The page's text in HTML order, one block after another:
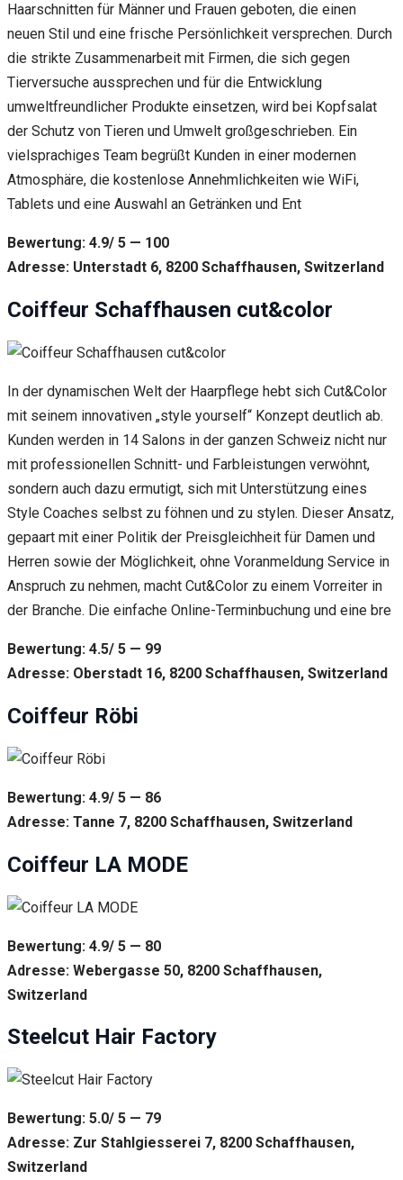
Haarschnitten für Männer und Frauen geboten, die einen
neuen Stil und eine frische Persönlichkeit versprechen. Durch
die strikte Zusammenarbeit mit Firmen, die sich gegen
Tierversuche aussprechen und für die Entwicklung
umweltfreundlicher Produkte einsetzen, wird bei Kopfsalat
der Schutz von Tieren und Umwelt großgeschrieben. Ein
vielsprachiges Team begrüßt Kunden in einer modernen
Atmosphäre, die kostenlose Annehmlichkeiten wie WiFi,
Tablets und eine Auswahl an Getränken und Ent
Bewertung: 4.9/ 5 — 100
Adresse: Unterstadt 6, 8200 Schaffhausen, Switzerland
Coiffeur Schaffhausen cut&color
In der dynamischen Welt der Haarpflege hebt sich Cut&Color
mit seinem innovativen „style yourself“ Konzept deutlich ab.
Kunden werden in 14 Salons in der ganzen Schweiz nicht nur
mit professionellen Schnitt- und Farbleistungen verwöhnt,
sondern auch dazu ermutigt, sich mit Unterstützung eines
Style Coaches selbst zu föhnen und zu stylen. Dieser Ansatz,
gepaart mit einer Politik der Preisgleichheit für Damen und
Herren sowie der Möglichkeit, ohne Voranmeldung Service in
Anspruch zu nehmen, macht Cut&Color zu einem Vorreiter in
der Branche. Die einfache Online-Terminbuchung und eine bre
Bewertung: 4.5/ 5 — 99
Adresse: Oberstadt 16, 8200 Schaffhausen, Switzerland
Coiffeur Röbi
Bewertung: 4.9/ 5 — 86
Adresse: Tanne 7, 8200 Schaffhausen, Switzerland
Coiffeur LA MODE
Bewertung: 4.9/ 5 — 80
Adresse: Webergasse 50, 8200 Schaffhausen,
Switzerland
Steelcut Hair Factory
Bewertung: 5.0/ 5 — 79
Adresse: Zur Stahlgiesserei 7, 8200 Schaffhausen,
Switzerland